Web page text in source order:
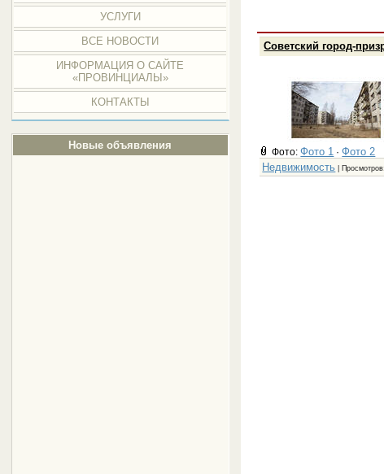
УСЛУГИ
ВСЕ НОВОСТИ
ИНФОРМАЦИЯ О САЙТЕ
«ПРОВИНЦИАЛЫ»
КОНТАКТЫ
Новые объявления
Советский город-
Фото:Фото 1 ·Фото 2
Недвижимость |